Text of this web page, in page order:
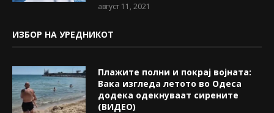
август 11, 2021
ИЗБОР НА УРЕДНИКОТ
Плажите полни и покрај војната:
Вака изгледа летото во Одеса
додека одекнуваат сирените
(ВИДЕО)